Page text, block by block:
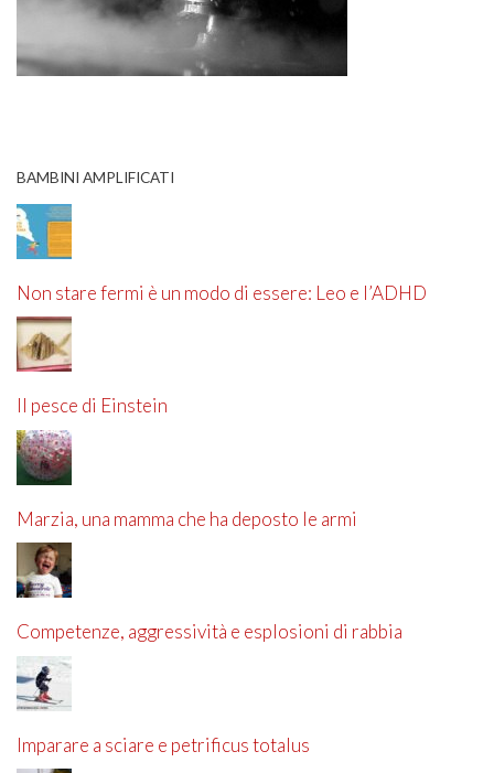
BAMBINI AMPLIFICATI
Non stare fermi è un modo di essere: Leo e l’ADHD
Il pesce di Einstein
Marzia, una mamma che ha deposto le armi
Competenze, aggressività e esplosioni di rabbia
Imparare a sciare e petrificus totalus